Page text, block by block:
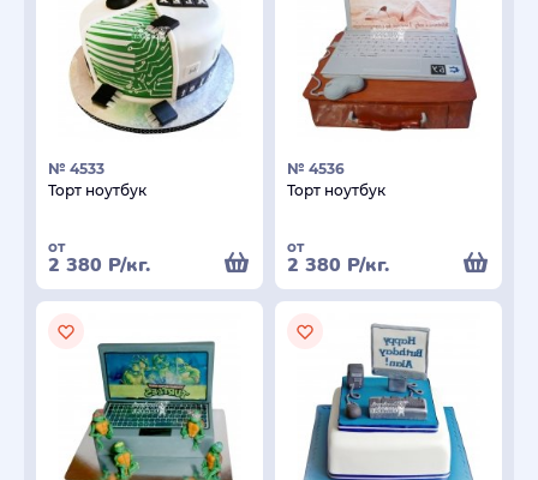
№ 4533
Торт ноутбук
от
2 380 Р/кг.
№ 4536
Торт ноутбук
от
2 380 Р/кг.